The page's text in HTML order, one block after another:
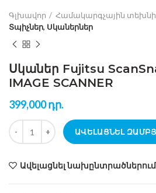
Գլխավոր
Համակարգչային
Տպիչներ, Սկաներներ
Սկաներ Fujitsu
IMAGE SCANNER
399,000դր.
քանակ Սկաներ Fujitsu ScanSnap
ԱՎԵԼԱՑՆԵԼ
Ավելացնել նախընտրածներում